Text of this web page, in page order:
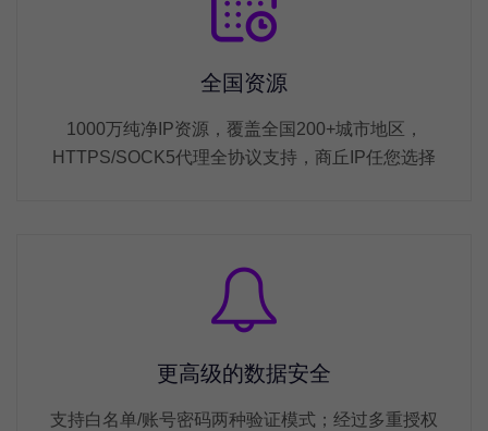
全国资源
1000万纯净IP资源，覆盖全国200+城市地区，
HTTPS/SOCK5代理全协议支持，商丘IP任您选择
更高级的数据安全
支持白名单/账号密码两种验证模式；经过多重授权